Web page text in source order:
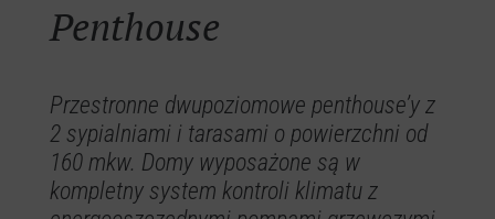
Penthouse
Przestronne dwupoziomowe penthouse’y z
2 sypialniami i tarasami o powierzchni od
160 mkw. Domy wyposażone są w
kompletny system kontroli klimatu z